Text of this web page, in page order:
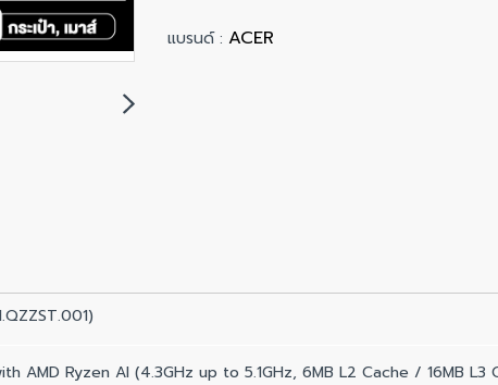
แบรนด์ : ACER
AMD Ryzen AI (4.3GHz up to 5.1GHz, 6MB L2 Cache / 16MB L3